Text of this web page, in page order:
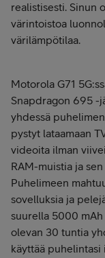
realistisesti. Sinun
värintoistoa
värilämpötilaa.
Motorola G71
Snapdragon 695 -
yhdessä
pystyt lataamaan
videoita ilman
RAM-muistia ja
Puhelimeen
sovelluksia ja
suurella 5000 mAh
olevan 30 tuntia
käyttää puhelintasi